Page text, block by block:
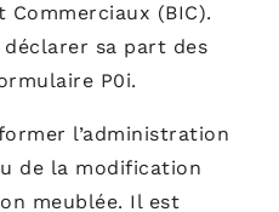
(BIC).
sa part des
P0i.
l’administration
de la modification
meublée. Il est